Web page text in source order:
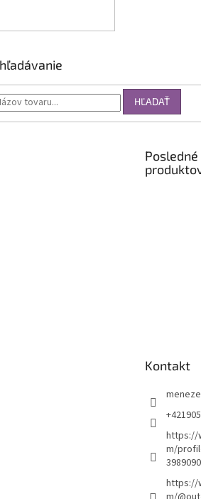
HĽADAŤ
Kontakt
https://
m/
3989090
https://